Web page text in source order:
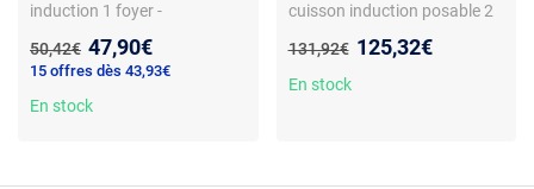
induction 1 foyer -
Commandes tactiles -
Minuterie - Sécurité enfant -
Arrêt automatique - 8
Ancien prix :
50,42€ Nouveau prix :
47,90€
15 offres dès 43,93€
En stock
cuisson induction posable 2
vitrocéramique - minuterie -
écran LED - sécurité enfant -
Ancien prix :
131,92€ Nouveau prix :
125,32€
En stock